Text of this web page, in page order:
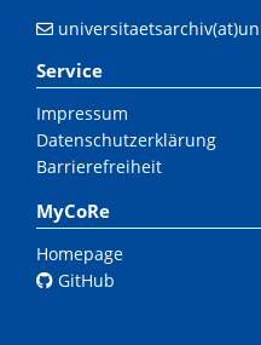
Service
Impressum
Datenschutzerklärung
Barrierefreiheit
MyCoRe
Homepage
GitHub